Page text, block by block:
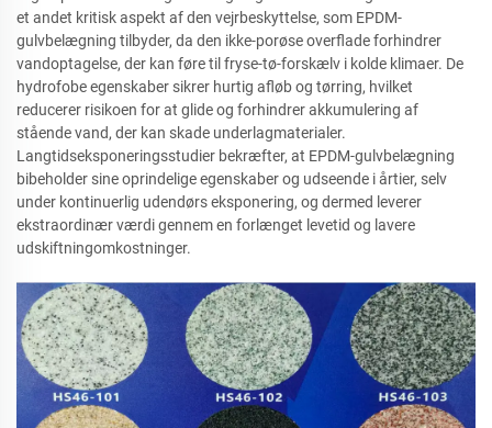
et andet kritisk aspekt af den vejrbeskyttelse, som EPDM-
gulvbelægning tilbyder, da den ikke-porøse overflade forhindrer
vandoptagelse, der kan føre til fryse-tø-forskælv i kolde klimaer. De
hydrofobe egenskaber sikrer hurtig afløb og tørring, hvilket
reducerer risikoen for at glide og forhindrer akkumulering af
stående vand, der kan skade underlagmaterialer.
Langtidseksponeringsstudier bekræfter, at EPDM-gulvbelægning
bibeholder sine oprindelige egenskaber og udseende i årtier, selv
under kontinuerlig udendørs eksponering, og dermed leverer
ekstraordinær værdi gennem en forlænget levetid og lavere
udskiftningomkostninger.